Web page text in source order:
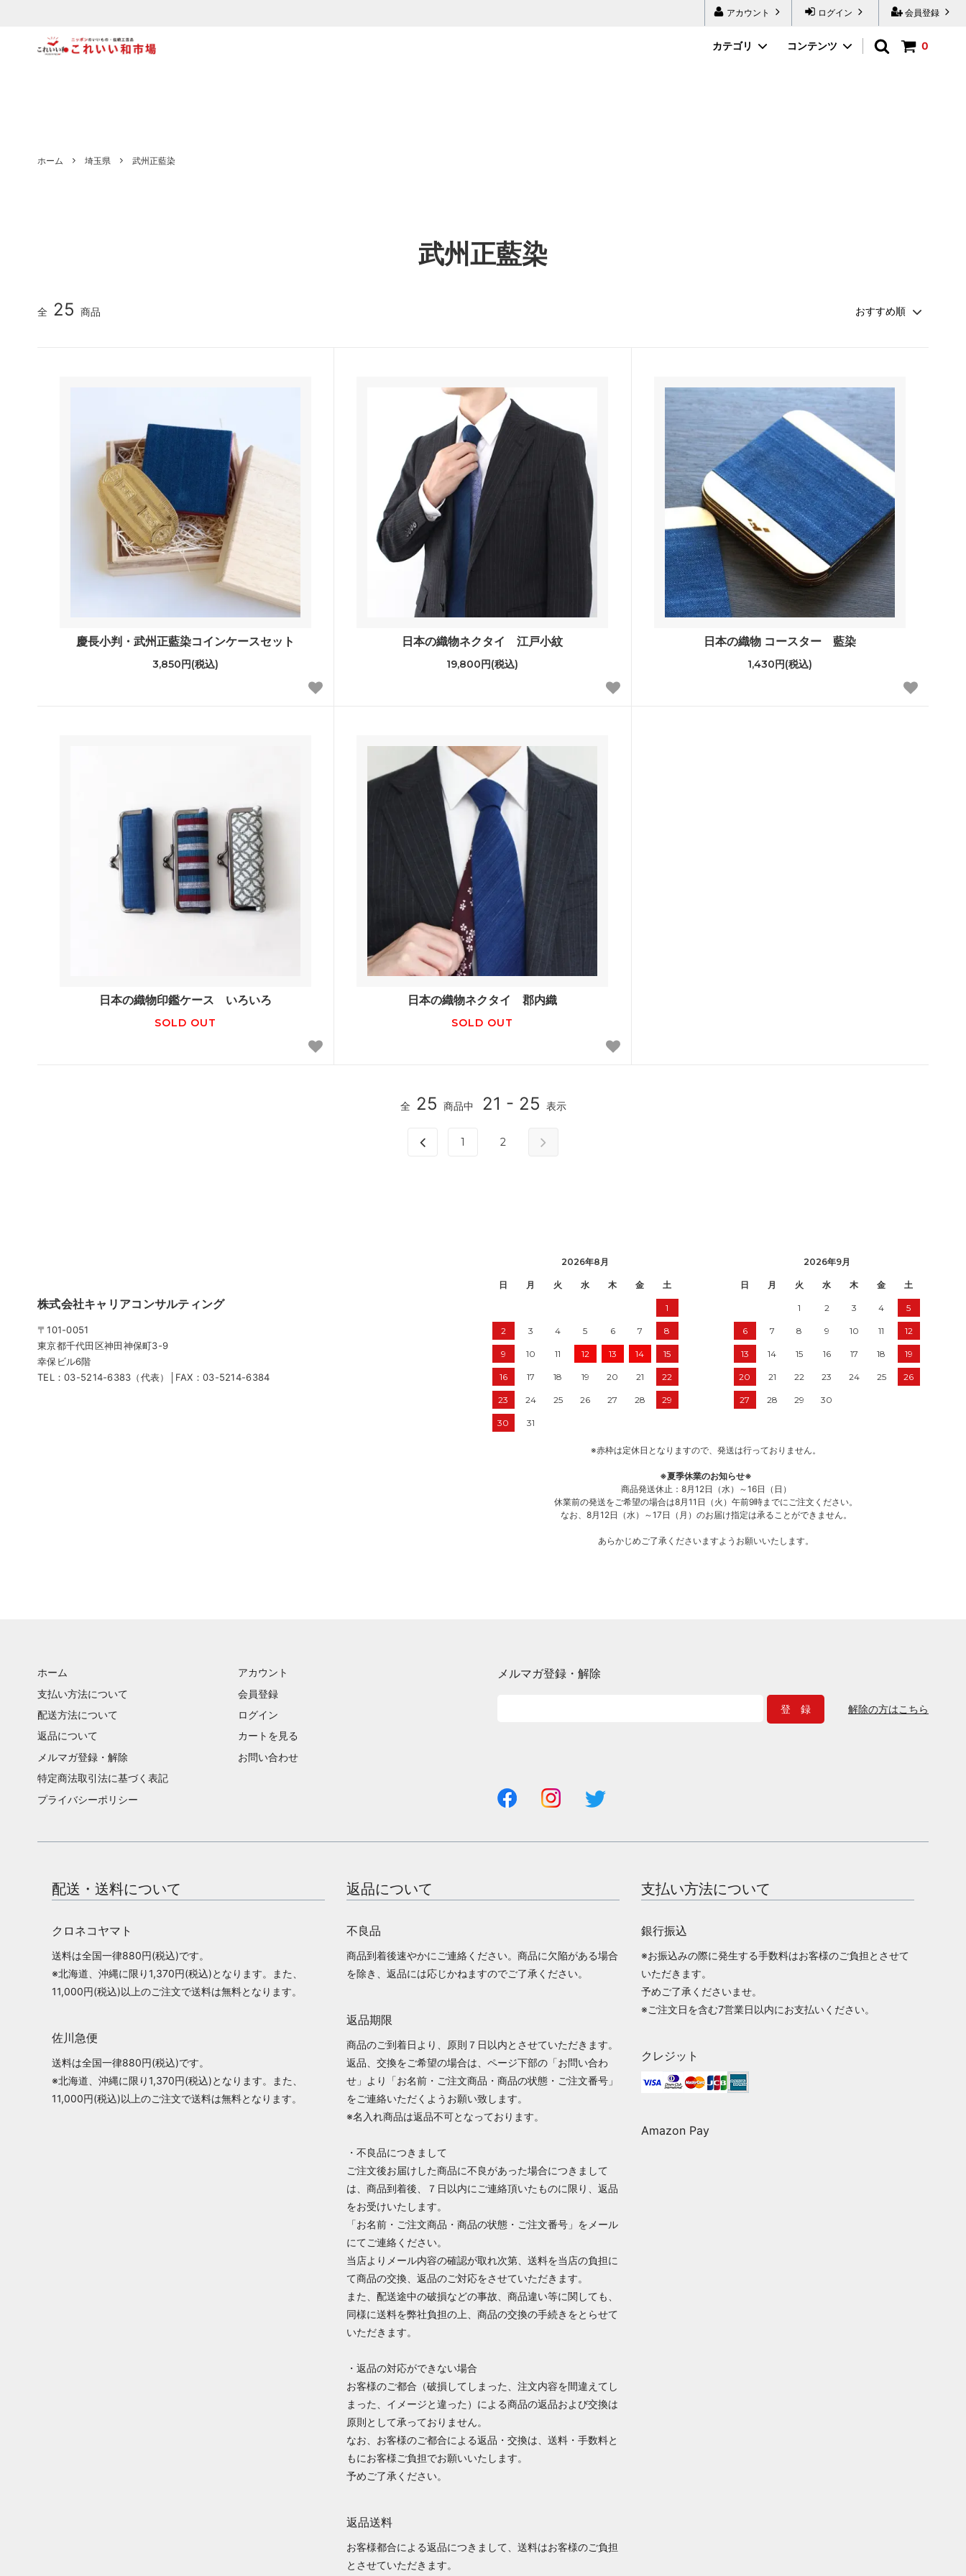
会員登録
ログイン
アカウント
0
カテゴリ コンテンツ
神奈川県
富山県
岐阜県
山口県 香川県
高知県
熊本県 鹿児島県
佐賀県 夏特集
これいい和オリジナル
ホーム 埼玉県 武州正藍染
武州正藍染
全 25 商品
慶長小判・武州正藍染コインケースセット
3,850円(税込)
日本の織物ネクタイ 江戸小紋
19,800円(税込)
日本の織物 コースター 藍染
1,430円(税込)
日本の織物印鑑ケース いろいろ
SOLD OUT
日本の織物ネクタイ 郡内織
SOLD OUT
全 25 商品中 21 - 25 表示
1 2
株式会社キャリアコンサルティング
〒101-0051
東京都千代⽥区神⽥神保町3-9
幸保ビル6階
TEL：03-5214-6383（代表）│FAX：03-5214-6384
2026年8月
日 月 火 水 木 金 土
1
2 3 4 5 6 7 8
9 10 11 12 13 14 15
16 17 18 19 20 21 22
23 24 25 26 27 28 29
30 31
2026年9月
日 月 火 水 木 金 土
1 2 3 4 5
6 7 8 9 10 11 12
13 14 15 16 17 18 19
20 21 22 23 24 25 26
27 28 29 30
※赤枠は定休日となりますので、発送は行っておりません。
※夏季休業のお知らせ※
商品発送休止：8月12日（水）～16日（日）
休業前の発送をご希望の場合は8月11日（火）午前9時までにご注文ください。
なお、8月12日（水）～17日（月）のお届け指定は承ることができません。
あらかじめご了承くださいますようお願いいたします。
メルマガ登録・解除
解除の方はこちら
ホーム
支払い方法について
配送方法について
返品について
メルマガ登録・解除
特定商法取引法に基づく表記
プライバシーポリシー
アカウント
会員登録
ログイン
カートを見る
お問い合わせ
配送・送料について
クロネコヤマト
送料は全国一律880円(税込)です。
※北海道、沖縄に限り1,370円(税込)となります。また、
11,000円(税込)以上のご注文で送料は無料となります。
佐川急便
送料は全国一律880円(税込)です。
※北海道、沖縄に限り1,370円(税込)となります。また、
11,000円(税込)以上のご注文で送料は無料となります。
返品について
不良品
商品到着後速やかにご連絡ください。商品に欠陥がある場合
を除き、返品には応じかねますのでご了承ください。
返品期限
商品のご到着日より、原則７日以内とさせていただきます。
返品、交換をご希望の場合は、ページ下部の「お問い合わ
せ」より「お名前・ご注文商品・商品の状態・ご注文番号」
をご連絡いただくようお願い致します。
※名入れ商品は返品不可となっております。
・不良品につきまして
ご注文後お届けした商品に不良があった場合につきまして
は、商品到着後、７日以内にご連絡頂いたものに限り、返品
をお受けいたします。
「お名前・ご注文商品・商品の状態・ご注文番号」をメール
にてご連絡ください。
当店よりメール内容の確認が取れ次第、送料を当店の負担に
て商品の交換、返品のご対応をさせていただきます。
また、配送途中の破損などの事故、商品違い等に関しても、
同様に送料を弊社負担の上、商品の交換の手続きをとらせて
いただきます。
・返品の対応ができない場合
お客様のご都合（破損してしまった、注文内容を間違えてし
まった、イメージと違った）による商品の返品および交換は
原則として承っておりません。
なお、お客様のご都合による返品・交換は、送料・手数料と
もにお客様ご負担でお願いいたします。
予めご了承ください。
返品送料
お客様都合による返品につきまして、送料はお客様のご負担
とさせていただきます。
支払い方法について
銀行振込
※お振込みの際に発生する手数料はお客様のご負担とさせて
いただきます。
予めご了承くださいませ。
※ご注文日を含む7営業日以内にお支払いください。
クレジット
Amazon Pay